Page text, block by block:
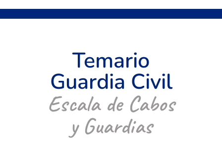
Temario
Guardia Civil
Escala de Cabos
y Guardias